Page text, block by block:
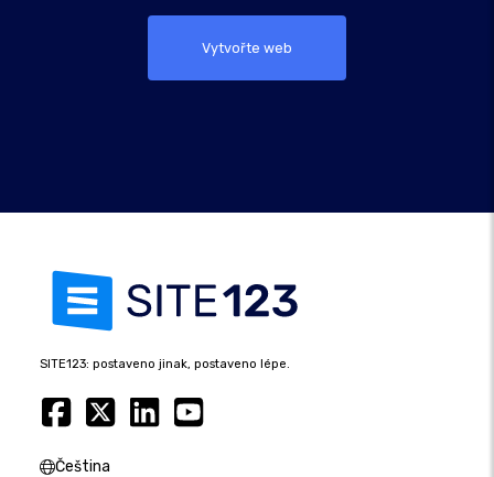
Vytvořte web
SITE123: postaveno jinak, postaveno lépe.
Čeština